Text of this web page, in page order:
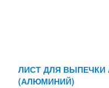
ЛИСТ ДЛЯ ВЫПЕЧКИ
(АЛЮМИНИЙ)